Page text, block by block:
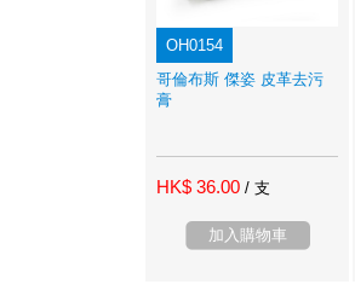
OH0154
哥倫布斯 傑姿 皮革去污
膏
HK$ 36.00 / 支
加入購物車